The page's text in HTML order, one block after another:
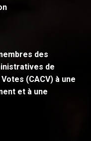
des
de
(CACV) à une
et à une